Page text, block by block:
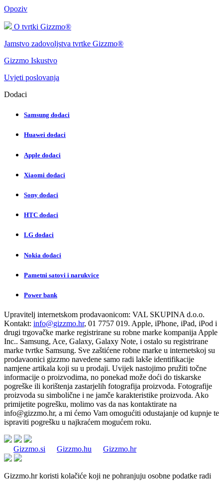
Opoziv
O tvrtki Gizzmo®
Jamstvo zadovoljstva tvrtke Gizzmo®
Gizzmo Iskustvo
Uvjeti poslovanja
Dodaci
Samsung dodaci
Huawei dodaci
Apple dodaci
Xiaomi dodaci
Sony dodaci
HTC dodaci
LG dodaci
Nokia dodaci
Pametni satovi i narukvice
Power bank
Upravitelj internetskom prodavaonicom: VAL SKUPINA d.o.o.
Kontakt: info@gizzmo.hr, 01 7757 019. Apple, iPhone, iPad, iPod i
drugi trgovačke marke registrirane su robne marke kompanija Apple
Inc.. Samsung, Ace, Galaxy, Galaxy Note, i ostalo su registrirane
marke tvrtke Samsung. Sve zaštićene robne marke u internetskoj su
prodavaonici gizzmo navedene samo radi lakše identifikacije
namjene artikala koji su u prodaji. Uvijek nastojimo pružiti točne
informacije o proizvodima, no ponekad može doći do tiskarske
pogreške ili korištenja zastarjelih fotografija proizvoda. Fotografije
proizvoda su simbolične i ne jamče karakteristike proizvoda. Ako
primijetite pogrešku, molimo vas da nas kontaktirate na
info@gizzmo.hr, a mi ćemo Vam omogućiti odustajanje od kupnje te
ispraviti pogrešku u najkraćem mogućem roku.
Gizzmo.si Gizzmo.hu Gizzmo.hr
Gizzmo.hr koristi kolačiće koji ne pohranjuju osobne podatke radi